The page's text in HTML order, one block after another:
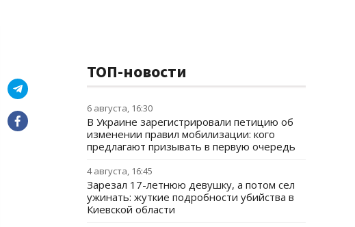
ТОП-новости
6 августа, 16:30
В Украине зарегистрировали петицию об
изменении правил мобилизации: кого
предлагают призывать в первую очередь
4 августа, 16:45
Зарезал 17-летнюю девушку, а потом сел
ужинать: жуткие подробности убийства в
Киевской области